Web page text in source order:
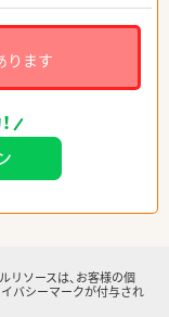
ります
リソースは、お客様の個
バシーマークが付与され